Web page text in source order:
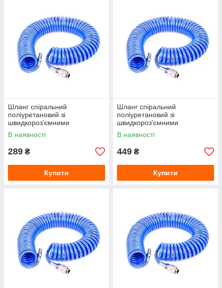
Шланг спіральний
поліуретановий зі
швидкороз'ємними
з'єднаннями INTERTOOL
(PT-1710) Ø6.5×10 мм, 5 м
В наявності
289 ₴
Купити
Шланг спіральний
поліуретановий зі
швидкороз'ємними
з'єднаннями INTERTOOL
(PT-1711) Ø6.5×10 мм, 10 м
В наявності
449 ₴
Купити